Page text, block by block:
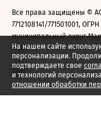
На нашем сайте
персонализации.
подтверждаете свое
и технологий
отношении обработки
Все права защищены ©
7712108141/771501001,
муниципальный округ
2026